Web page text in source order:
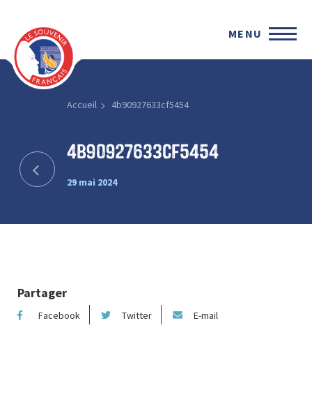
MENU
Accueil 4b90927633cf5454
4b90927633cf5454
29 mai 2024
Partager
Facebook Twitter E-mail